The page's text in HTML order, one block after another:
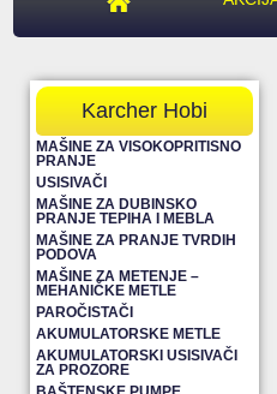
Karcher Hobi
MAŠINE ZA VISOKOPRITISNO
PRANJE
USISIVAČI
MAŠINE ZA DUBINSKO
PRANJE TEPIHA I MEBLA
MAŠINE ZA PRANJE TVRDIH
PODOVA
MAŠINE ZA METENJE –
MEHANIČKE METLE
PAROČISTAČI
AKUMULATORSKE METLE
AKUMULATORSKI USISIVAČI
ZA PROZORE